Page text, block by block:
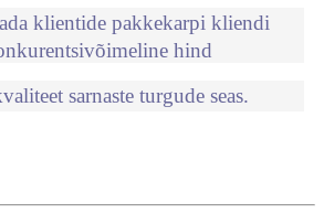
klientide pakkekarpi kliendi
hind
sarnaste turgude seas.